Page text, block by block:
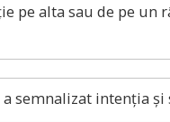
pe alta sau de pe
semnalizat intenția